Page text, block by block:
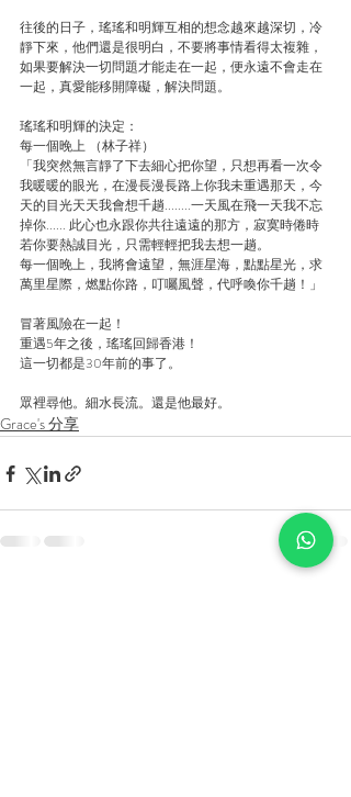
往後的日子，瑤瑤和明輝互相的想念越來越深切，冷
靜下來，他們還是很明白，不要將事情看得太複雜，
如果要解決一切問題才能走在一起，便永遠不會走在
一起，真愛能移開障礙，解決問題。
瑤瑤和明輝的決定：
每一個晚上 （林子祥）
「我突然無言靜了下去細心把你望，只想再看一次令
我暖暖的眼光，在漫長漫長路上你我未重遇那天，今
天的目光天天我會想千趟........一天風在飛一天我不忘
掉你...... 此心也永跟你共往遠遠的那方，寂寞時倦時
若你要熱誠目光，只需輕輕把我去想一趟。
每一個晚上，我將會遠望，無涯星海，點點星光，求
萬里星際，燃點你路，叮囑風聲，代呼喚你千趟！」
冒著風險在一起！
重遇5年之後，瑤瑤回歸香港！
這一切都是30年前的事了。
眾裡尋他。細水長流。還是他最好。
Grace's 分享